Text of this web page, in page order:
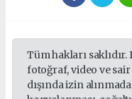
Tüm hakları saklıdır.
fotoğraf, video ve
dışında izin